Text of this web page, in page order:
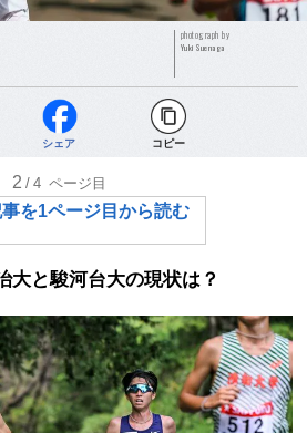
photograph by
Yuki Suenaga
シェア コピー
2 /4 ページ目
を1ページ目から読む
大と駿河台大の現状は？